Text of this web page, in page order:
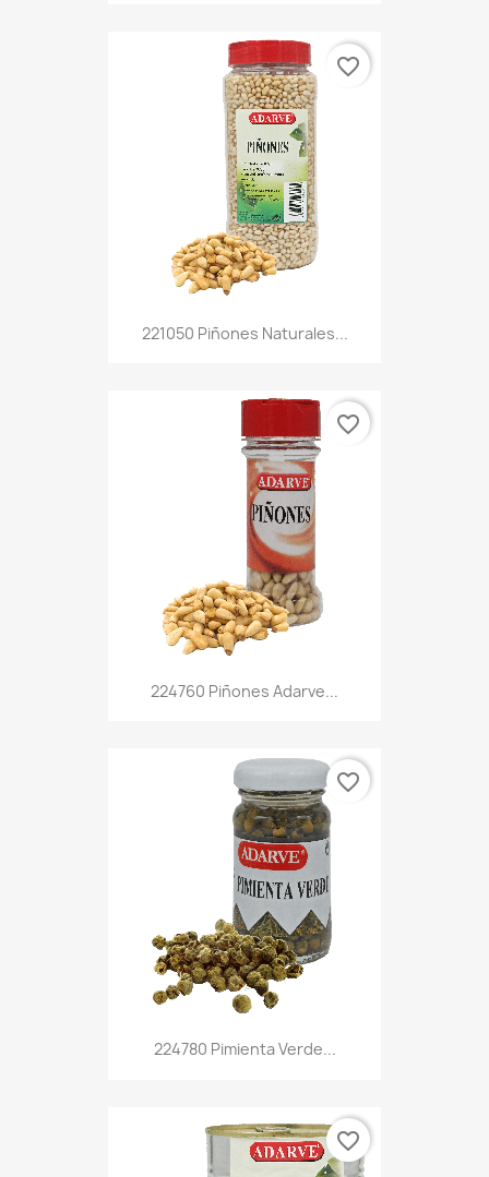
221050 Piñones Naturales...
favorite_border
224760 Piñones Adarve...
favorite_border
224780 Pimienta Verde...
favorite_border
favorite_border